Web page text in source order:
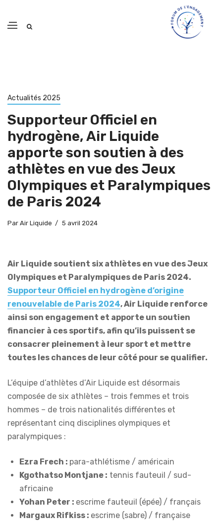
Actualités 2025
Supporteur Officiel en
hydrogène, Air Liquide
apporte son soutien à des
athlètes en vue des Jeux
Olympiques et Paralympiques
de Paris 2024
Par Air Liquide 5 avril 2024
Air Liquide soutient six athlètes en vue des Jeux
Olympiques et Paralympiques de Paris 2024.
Supporteur Officiel en hydrogène d’origine
renouvelable de Paris 2024, Air Liquide renforce
ainsi son engagement et apporte un soutien
financier à ces sportifs, afin qu’ils puissent se
consacrer pleinement à leur sport et mettre
toutes les chances de leur côté pour se qualifier.
L’équipe d’athlètes d’Air Liquide est désormais
composée de six athlètes – trois femmes et trois
hommes – de trois nationalités différentes et
représentant cinq disciplines olympiques et
paralympiques :
Ezra Frech : para-athlétisme / américain
Kgothatso Montjane : tennis fauteuil / sud-
africaine
Yohan Peter : escrime fauteuil (épée) / français
Margaux Rifkiss : escrime (sabre) / française